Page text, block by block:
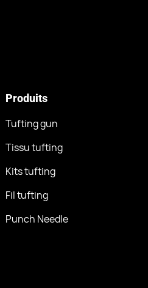
Produits
Tufting gun
Tissu tufting
Kits tufting
Fil tufting
Punch Needle